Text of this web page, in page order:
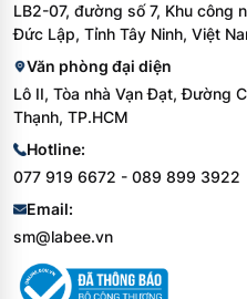
LB2-07, đường số 7, Khu công
Đức Lập, Tỉnh Tây Ninh, Việt
Văn phòng đại diện
Lô II, Tòa nhà Vạn Đạt, Đường
Thạnh, TP.HCM
Hotline:
077 919 6672 - 089 899 3922
Email:
sm@labee.vn